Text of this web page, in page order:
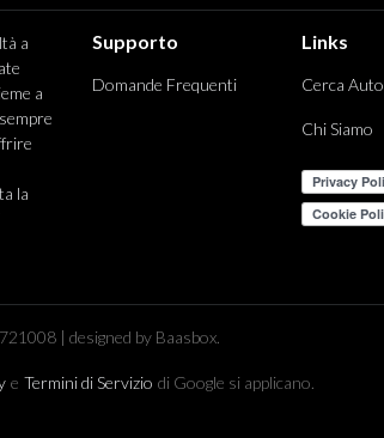
a
a
la
Supporto
Domande Frequenti
Links
Cerca Auto
Chi Siamo
| designed by Baasbox.
e Termini di Servizio di Google si applicano.